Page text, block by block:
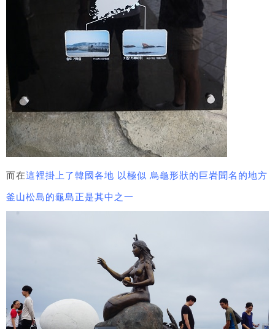
而在這裡掛上了韓國各地 以極似 烏龜形狀的巨岩聞名的地方
釜山松島的龜島正是其中之一